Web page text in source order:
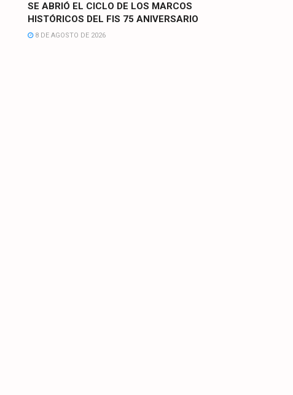
SE ABRIÓ EL CICLO DE LOS MARCOS
HISTÓRICOS DEL FIS 75 ANIVERSARIO
8 DE AGOSTO DE 2026